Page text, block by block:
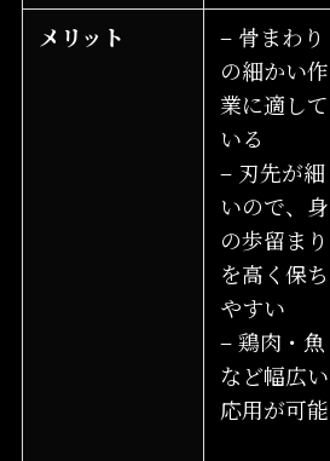
メリット
– 骨まわり
の細かい作
業に適して
いる
– 刃先が細
いので、身
の歩留まり
を高く保ち
やすい
– 鶏肉・魚
など幅広い
応用が可能